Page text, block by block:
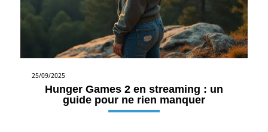
25/09/2025
Hunger Games 2 en streaming : un
guide pour ne rien manquer